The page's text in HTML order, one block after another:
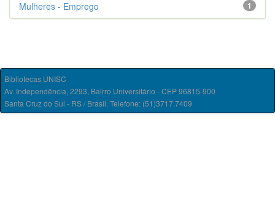
1
Mulheres - Emprego
Bibliotecas UNISC
Av. Independência, 2293, Bairro Universitário - CEP 96815-900
Santa Cruz do Sul - RS / Brasil. Telefone: (51)3717.7409